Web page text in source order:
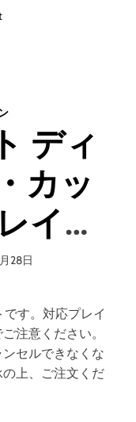
o
イ
ト
レ
ク
タ
ー
ズ
ッ
ト
ディ
カッ
イデ
28日
す。対応プレイ
注意ください。
セルできなくな
上、ご注文くだ